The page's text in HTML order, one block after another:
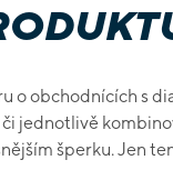
o obchodnících s
jednotlivě
šperku. Jen